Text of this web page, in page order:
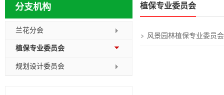
分支机构
兰花分会
植保专业委员会
规划设计委员会
植保专业委员会
风景园林植保专业委员